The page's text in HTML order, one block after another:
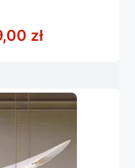
złZakres cen: